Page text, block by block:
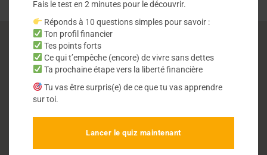
Vivre sans dettes
Sortir de la dette et devenir libre
INFOS
Fais le test en 2 minutes pour le découvrir.
Réponds à 10 questions simples pour savoir :
Ton profil financier
Tes points forts
Ce qui t’empêche (encore) de vivre sans dettes
Ta prochaine étape vers la liberté financière
Tu vas être surpris(e) de ce que tu vas apprendre
sur toi.
Lancer le quiz maintenant